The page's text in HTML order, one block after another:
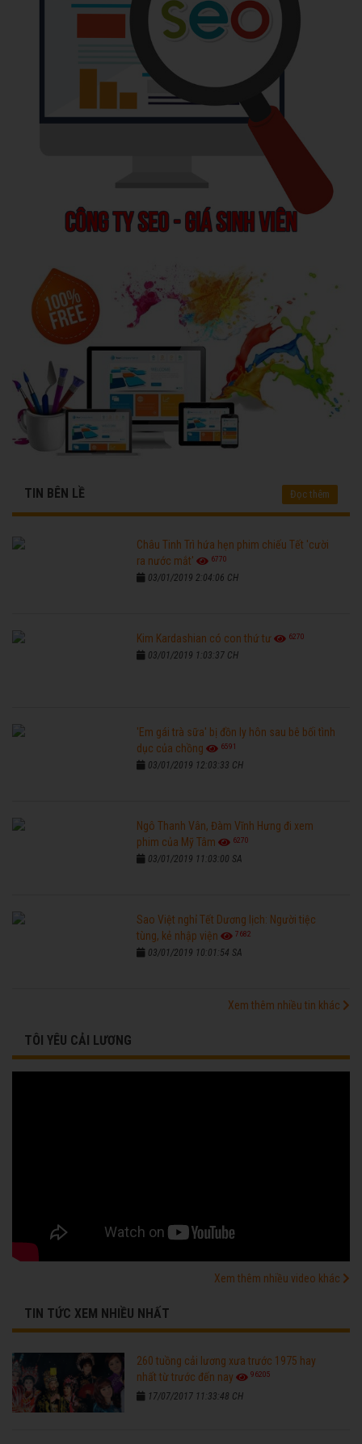
TIN BÊN LỀ Đọc thêm
Châu Tinh Trì hứa hẹn phim chiếu Tết 'cười
ra nước mắt'
6770
03/01/2019 2:04:06 CH
Kim Kardashian có con thứ tư 6270
03/01/2019 1:03:37 CH
'Em gái trà sữa' bị đồn ly hôn sau bê bối tình
dục của chồng
6591
03/01/2019 12:03:33 CH
Ngô Thanh Vân, Đàm Vĩnh Hưng đi xem
phim của Mỹ Tâm
6270
03/01/2019 11:03:00 SA
Sao Việt nghỉ Tết Dương lịch: Người tiệc
tùng, kẻ nhập viện
7682
03/01/2019 10:01:54 SA
Xem thêm nhiều tin khác
TÔI YÊU CẢI LƯƠNG
Xem thêm nhiều video khác
TIN TỨC XEM NHIỀU NHẤT
260 tuồng cải lương xưa trước 1975 hay
nhất từ trước đến nay
96205
17/07/2017 11:33:48 CH